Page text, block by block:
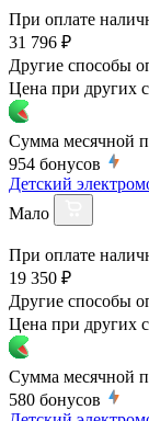
При оплате
31 796 ₽
Другие способы
Цена при других
Сумма месячной
954 бонусов
Детский
Мало
При оплате
19 350 ₽
Другие способы
Цена при других
Сумма месячной
580 бонусов